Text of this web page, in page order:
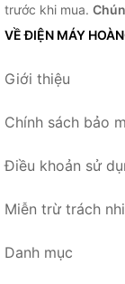
trước khi mua.
VỀ ĐIỆN MÁY
Giới thiệu
Chính sách bảo
Điều khoản sử
Miễn trừ trách
Danh mục